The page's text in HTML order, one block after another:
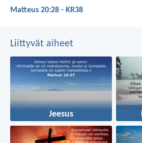
Matteus 20:28 - KR38
Liittyvät aiheet
Jeesus